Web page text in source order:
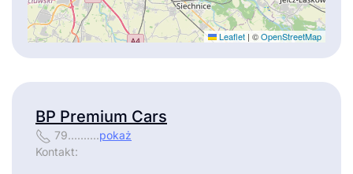
Leaflet | ©OpenStreetMap
BP Premium Cars
79..........pokaż
Kontakt: